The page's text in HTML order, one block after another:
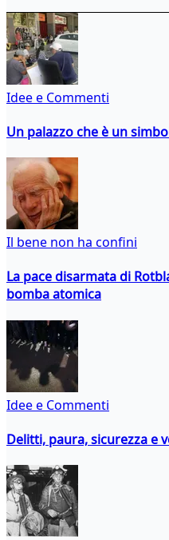
Idee e Commenti
Un palazzo che è un
Il bene non ha confini
La pace disarmata di
bomba atomica
Idee e Commenti
Delitti, paura, sicurezza e